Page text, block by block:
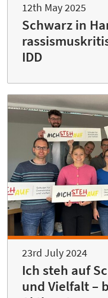
12th May 2025
Schwarz in
IDD
23rd July 2024
Ich steh auf
und Vielfalt –